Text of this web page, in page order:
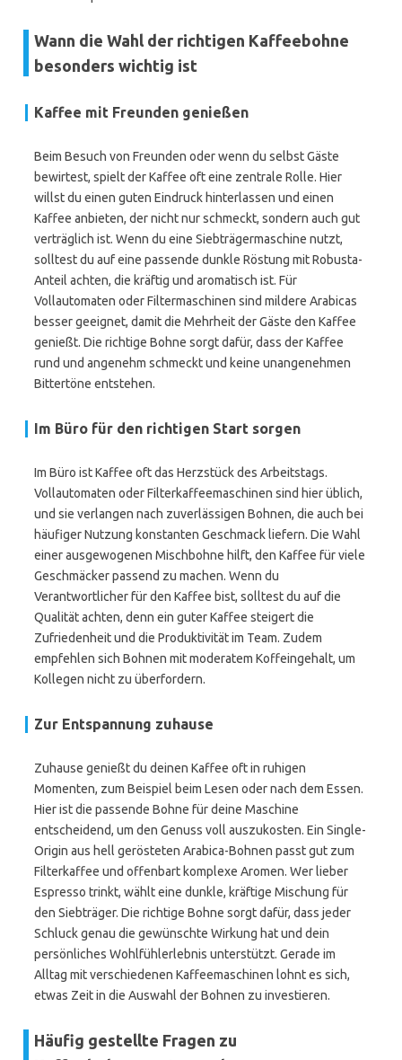
Wann die Wahl der richtigen Kaffeebohne
besonders wichtig ist
Kaffee mit Freunden genießen
Beim Besuch von Freunden oder wenn du selbst Gäste
bewirtest, spielt der Kaffee oft eine zentrale Rolle. Hier
willst du einen guten Eindruck hinterlassen und einen
Kaffee anbieten, der nicht nur schmeckt, sondern auch gut
verträglich ist. Wenn du eine Siebträgermaschine nutzt,
solltest du auf eine passende dunkle Röstung mit Robusta-
Anteil achten, die kräftig und aromatisch ist. Für
Vollautomaten oder Filtermaschinen sind mildere Arabicas
besser geeignet, damit die Mehrheit der Gäste den Kaffee
genießt. Die richtige Bohne sorgt dafür, dass der Kaffee
rund und angenehm schmeckt und keine unangenehmen
Bittertöne entstehen.
Im Büro für den richtigen Start sorgen
Im Büro ist Kaffee oft das Herzstück des Arbeitstags.
Vollautomaten oder Filterkaffeemaschinen sind hier üblich,
und sie verlangen nach zuverlässigen Bohnen, die auch bei
häufiger Nutzung konstanten Geschmack liefern. Die Wahl
einer ausgewogenen Mischbohne hilft, den Kaffee für viele
Geschmäcker passend zu machen. Wenn du
Verantwortlicher für den Kaffee bist, solltest du auf die
Qualität achten, denn ein guter Kaffee steigert die
Zufriedenheit und die Produktivität im Team. Zudem
empfehlen sich Bohnen mit moderatem Koffeingehalt, um
Kollegen nicht zu überfordern.
Zur Entspannung zuhause
Zuhause genießt du deinen Kaffee oft in ruhigen
Momenten, zum Beispiel beim Lesen oder nach dem Essen.
Hier ist die passende Bohne für deine Maschine
entscheidend, um den Genuss voll auszukosten. Ein Single-
Origin aus hell gerösteten Arabica-Bohnen passt gut zum
Filterkaffee und offenbart komplexe Aromen. Wer lieber
Espresso trinkt, wählt eine dunkle, kräftige Mischung für
den Siebträger. Die richtige Bohne sorgt dafür, dass jeder
Schluck genau die gewünschte Wirkung hat und dein
persönliches Wohlfühlerlebnis unterstützt. Gerade im
Alltag mit verschiedenen Kaffeemaschinen lohnt es sich,
etwas Zeit in die Auswahl der Bohnen zu investieren.
Häufig gestellte Fragen zu